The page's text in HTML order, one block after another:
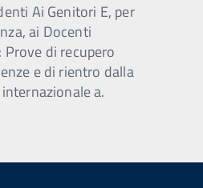
Ai Genitori E, per
ai Docenti
Prove di recupero
e di rientro dalla
a.